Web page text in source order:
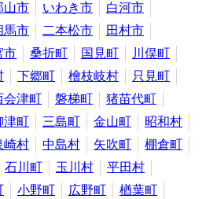
山市 いわき市
白河市
馬市 二本松市
田村市
市 桑折町 国見町
川俣町
下郷町 檜枝岐村
只見町
会津町 磐梯町
猪苗代町
津町 三島町 金山町
昭和村
崎村 中島村 矢吹町
棚倉町
石川町 玉川村
平田村
小野町 広野町
楢葉町